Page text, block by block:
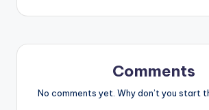
Comments
No comments yet. Why don’t you start